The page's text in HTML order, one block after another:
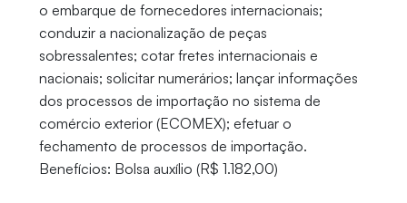
o embarque de fornecedores internacionais;
conduzir a nacionalização de peças
sobressalentes; cotar fretes internacionais e
nacionais; solicitar numerários; lançar informações
dos processos de importação no sistema de
comércio exterior (ECOMEX); efetuar o
fechamento de processos de importação.
Benefícios: Bolsa auxílio (R$ 1.182,00)